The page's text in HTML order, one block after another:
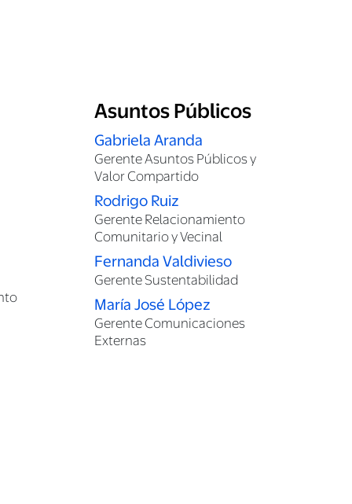
Asuntos Públicos
Gabriela Aranda
Gerente Asuntos Públicos y
Valor Compartido
Rodrigo Ruiz
Gerente Relacionamiento
Comunitario y Vecinal
Fernanda Valdivieso
Gerente Sustentabilidad
María José López
Gerente Comunicaciones
Externas